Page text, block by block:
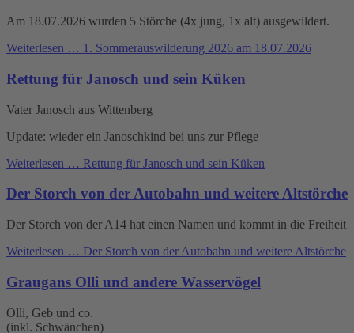
Am 18.07.2026 wurden 5 Störche (4x jung, 1x alt) ausgewildert.
Weiterlesen … 1. Sommerauswilderung 2026 am 18.07.2026
Rettung für Janosch und sein Küken
Vater Janosch aus Wittenberg
Update: wieder ein Janoschkind bei uns zur Pflege
Weiterlesen … Rettung für Janosch und sein Küken
Der Storch von der Autobahn und weitere Altstörche
Der Storch von der A14 hat einen Namen und kommt in die Freiheit
Weiterlesen … Der Storch von der Autobahn und weitere Altstörche
Graugans Olli und andere Wasservögel
Olli, Geb und co.
(inkl. Schwänchen)